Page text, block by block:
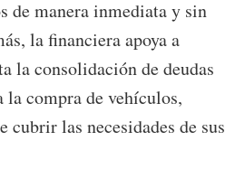
de manera inmediata y sin
la financiera apoya a
la consolidación de deudas
la compra de vehículos,
cubrir las necesidades de sus